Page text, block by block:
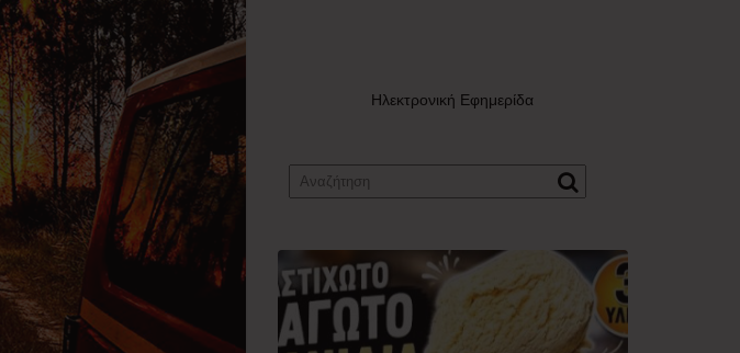
Ηλεκτρονική Εφημερίδα